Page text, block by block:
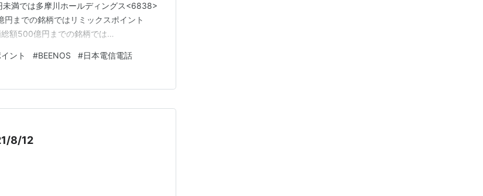
満では多摩川ホールディングス<6838>
までの銘柄ではリミックスポイント
額500億円までの銘柄では
加 時価総額3,000億円までの銘柄で…
ント #BEENOS #日本電信電話
8/12